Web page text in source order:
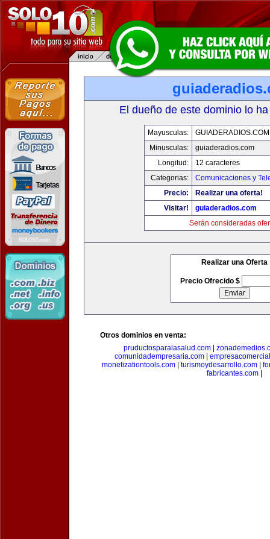
El dueño de este dominio lo
Mayusculas:
GUIADERADIOS.COM
Minusculas:
guiaderadios.com
Longitud:
12 caracteres
Categorias:
Comunicaciones y
Precio:
Realizar una oferta!
Visitar!
guiaderadios.com
Serán consideradas
Realizar una Oferta
Precio Ofrecido $
Otros dominios en venta:
pruductosparalasalud.com|
comunidadempresaria.com
monetizationtools.com| turismoydesarrollo.com|
fabricantes.com